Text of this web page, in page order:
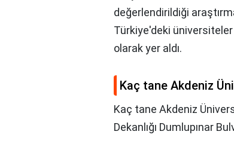
değerlendirildiği
Türkiye'deki
olarak yer aldı.
Kaç tane Akdeniz
Kaç tane Akdeniz
Dekanlığı Dumlupınar